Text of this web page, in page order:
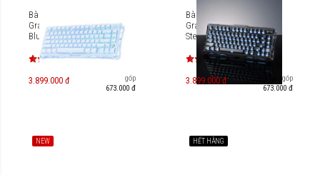
Bàn phím cơ Gaming
Gravastar Mercury K1 - Ice
Blue [GS-K1_BLU]
3.899.000 đ
Trả góp
673.000 đ
Bàn phím cơ Gaming
Gravastar Mercury K1 -
Stealth Black [GS-
K1_XTAL_BLK]
3.899.000 đ
Trả góp
673.000 đ
NEW HẾT HÀNG